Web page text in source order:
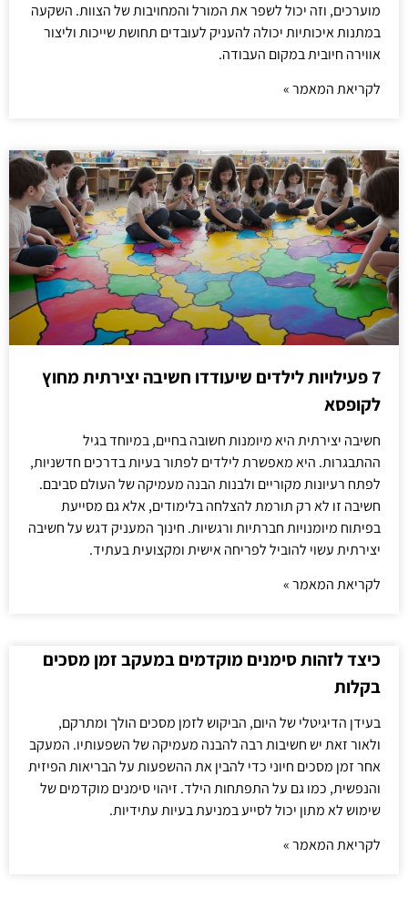
מוערכים, וזה יכול לשפר את המורל והמחויבות של הצוות. השקעה
במתנות איכותיות יכולה להעניק לעובדים תחושת שייכות וליצור
אווירה חיובית במקום העבודה.
לקריאת המאמר »
7 פעילויות לילדים שיעודדו חשיבה יצירתית מחוץ
לקופסא
חשיבה יצירתית היא מיומנות חשובה בחיים, במיוחד בגיל
ההתבגרות. היא מאפשרת לילדים לפתור בעיות בדרכים חדשניות,
לפתח רעיונות מקוריים ולבנות הבנה מעמיקה של העולם סביבם.
חשיבה זו לא רק תורמת להצלחה בלימודים, אלא גם מסייעת
בפיתוח מיומנויות חברתיות ורגשיות. חינוך המעניק דגש על חשיבה
יצירתית עשוי להוביל לפריחה אישית ומקצועית בעתיד.
לקריאת המאמר »
כיצד לזהות סימנים מוקדמים במעקב זמן מסכים
בקלות
בעידן הדיגיטלי של היום, הביקוש לזמן מסכים הולך ומתרקם,
ולאור זאת יש חשיבות רבה להבנה מעמיקה של השפעותיו. המעקב
אחר זמן מסכים חיוני כדי להבין את ההשפעות על הבריאות הפיזית
והנפשית, כמו גם על התפתחות הילד. זיהוי סימנים מוקדמים של
שימוש לא מתון יכול לסייע במניעת בעיות עתידיות.
לקריאת המאמר »